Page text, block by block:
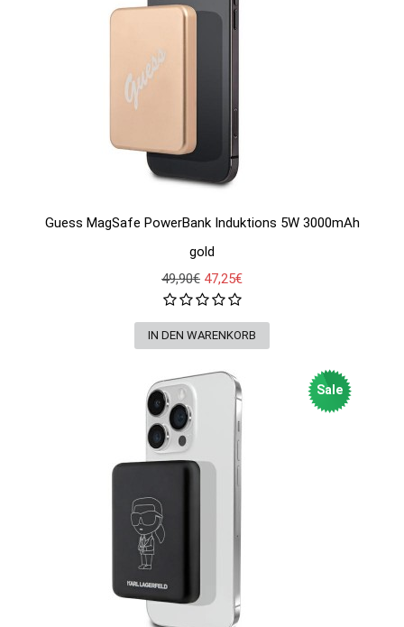
Guess MagSafe PowerBank Induktions 5W 3000mAh
gold
49,90€ 47,25€
Sale